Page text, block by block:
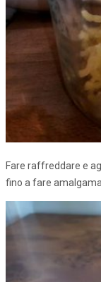
Fare raffreddare e
fino a fare